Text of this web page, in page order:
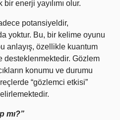
enerji yayılımı olur.
potansiyeldir,
yoktur. Bu, bir kelime oyunu
anlayış, özellikle kuantum
desteklenmektedir. Gözlem
konumu ve durumu
“gözlemci etkisi”
mı?”